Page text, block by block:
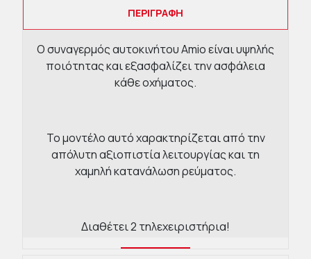
ΠΕΡΙΓΡΑΦΉ
Ο συναγερμός αυτοκινήτου Amio είναι υψηλής
ποιότητας και εξασφαλίζει την ασφάλεια
κάθε οχήματος.
Το μοντέλο αυτό χαρακτηρίζεται από την
απόλυτη αξιοπιστία λειτουργίας και τη
χαμηλή κατανάλωση ρεύματος.
Διαθέτει 2 τηλεχειριστήρια!